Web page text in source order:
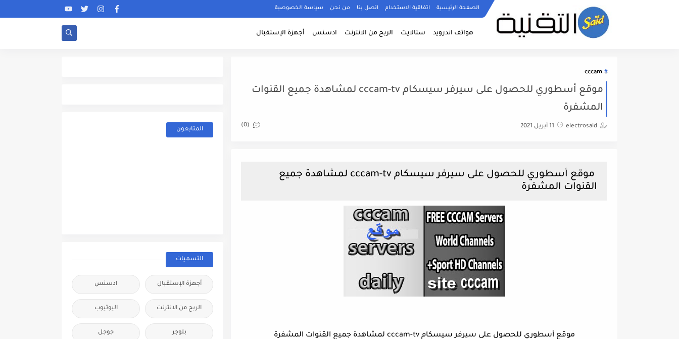
الصفحة الرئيسية اتفاقية الاستخدام اتصل بنا من نحن سياسة الخصوصية
هواتف اندرويد ستالايت الربح من الانترنت ادسنس أجهزة الإستقبال
cccam
موقع أسطوري للحصول على سيرفر سيسكام cccam-tv لمشاهدة جميع القنوات
المشفرة
electrosaid 11 أبريل 2021 (0)
موقع أسطوري للحصول على سيرفر سيسكام cccam-tv لمشاهدة جميع
القنوات المشفرة
موقع أسطوري للحصول على سيرفر سيسكام cccam-tv لمشاهدة جميع القنوات المشفرة
المتابعون
التسميات
أجهزة الإستقبال ادسنس
الربح من الانترنت اليوتيوب
بلوجر جوجل